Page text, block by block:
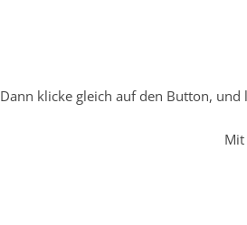
Dann klicke gleich auf den Button, und
Mit